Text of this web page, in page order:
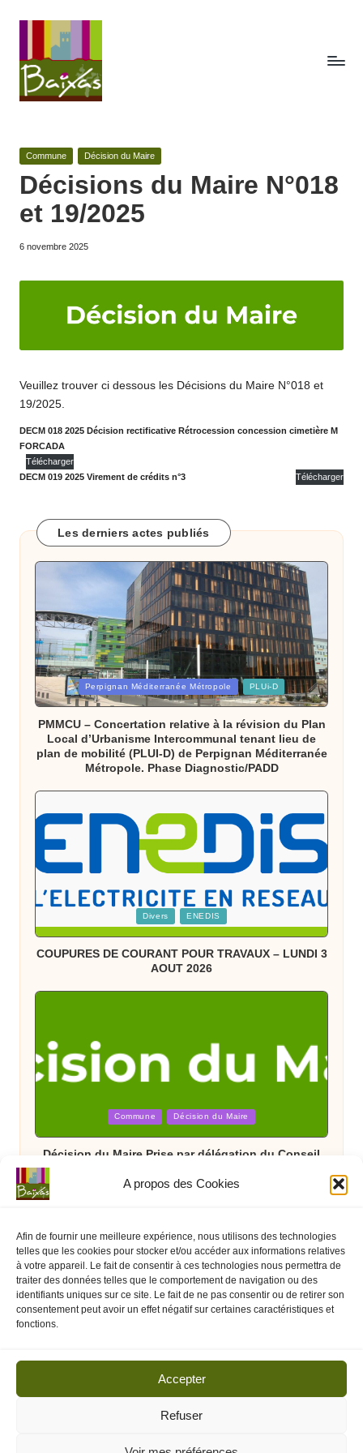
A propos des Cookies
Afin de fournir une meilleure expérience, nous utilisons des technologies
telles que les cookies pour stocker et/ou accéder aux informations relatives
à votre appareil. Le fait de consentir à ces technologies nous permettra de
traiter des données telles que le comportement de navigation ou des
identifiants uniques sur ce site. Le fait de ne pas consentir ou de retirer son
consentement peut avoir un effet négatif sur certaines caractéristiques et
fonctions.
Accepter
Refuser
content
c
t
e
s
d
e
c
m
m
u
n
d
ai
toute
publicité
des
actes
de
commune
Posted
Commune Décision du Maire
Décisions du Maire N°018
et 19/2025
6 novembre 2025
Veuillez trouver ci dessous les Décisions du Maire N°018 et
19/2025.
DECM 018 2025 Décision rectificative Rétrocession concession cimetière M
FORCADA
Télécharger
DECM 019 2025 Virement de crédits n°3
Télécharger
Les derniers actes publiés
Posted
in
Perpignan Méditerranée Métropole PLUi-D
PMMCU – Concertation relative à la révision du Plan
Local d’Urbanisme Intercommunal tenant lieu de
plan de mobilité (PLUI-D) de Perpignan Méditerranée
Métropole. Phase Diagnostic/PADD
Divers ENEDIS
COUPURES DE COURANT POUR TRAVAUX – LUNDI 3
AOUT 2026
Commune Décision du Maire
Décision du Maire Prise par délégation du Conseil
Posted
Arrêté Préfectoral
pyrotechniques jusqu’au 16 juillet 2026